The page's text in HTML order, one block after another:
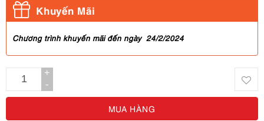
Khuyến Mãi
Chương trình khuyến mãi đến ngày 24/2/2024
+
-
MUA HÀNG